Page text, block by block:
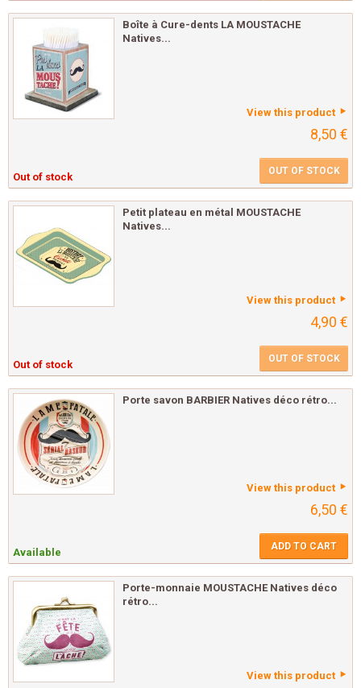
Boîte à Cure-dents LA MOUSTACHE
Natives...
View this product
8,50 €
Out of stock OUT OF STOCK
Petit plateau en métal MOUSTACHE
Natives...
View this product
4,90 €
Out of stock OUT OF STOCK
Porte savon BARBIER Natives déco rétro...
View this product
6,50 €
Available ADD TO CART
Porte-monnaie MOUSTACHE Natives déco
rétro...
View this product